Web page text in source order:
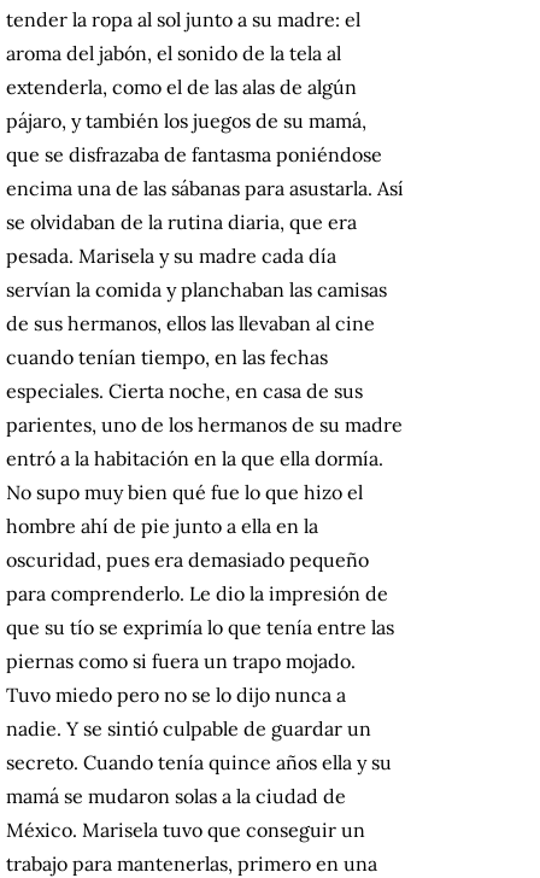
tender la ropa al sol junto a su madre: el
aroma del jabón, el sonido de la tela al
extenderla, como el de las alas de algún
pájaro, y también los juegos de su mamá,
que se disfrazaba de fantasma poniéndose
encima una de las sábanas para asustarla. Así
se olvidaban de la rutina diaria, que era
pesada. Marisela y su madre cada día
servían la comida y planchaban las camisas
de sus hermanos, ellos las llevaban al cine
cuando tenían tiempo, en las fechas
especiales. Cierta noche, en casa de sus
parientes, uno de los hermanos de su madre
entró a la habitación en la que ella dormía.
No supo muy bien qué fue lo que hizo el
hombre ahí de pie junto a ella en la
oscuridad, pues era demasiado pequeño
para comprenderlo. Le dio la impresión de
que su tío se exprimía lo que tenía entre las
piernas como si fuera un trapo mojado.
Tuvo miedo pero no se lo dijo nunca a
nadie. Y se sintió culpable de guardar un
secreto. Cuando tenía quince años ella y su
mamá se mudaron solas a la ciudad de
México. Marisela tuvo que conseguir un
trabajo para mantenerlas, primero en una